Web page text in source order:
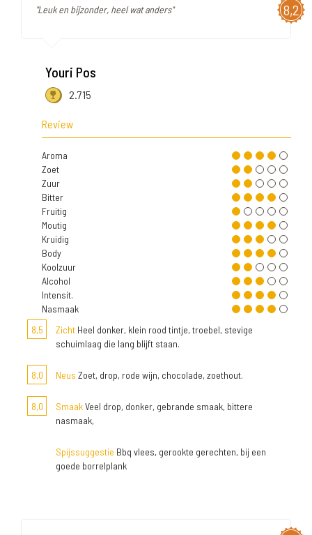
8,2
"Leuk en bijzonder, heel wat anders"
Youri Pos
2.715
Review
Aroma
Zoet
Zuur
Bitter
Fruitig
Moutig
Kruidig
Body
Koolzuur
Alcohol
Intensit.
Nasmaak
8,5
Zicht Heel donker, klein rood tintje, troebel, stevige
schuimlaag die lang blijft staan.
8,0 Neus Zoet, drop, rode wijn, chocolade, zoethout.
8,0 SmaakVeel drop, donker, gebrande smaak, bittere
nasmaak,
Spijssuggestie Bbq vlees, gerookte gerechten, bij een
goede borrelplank